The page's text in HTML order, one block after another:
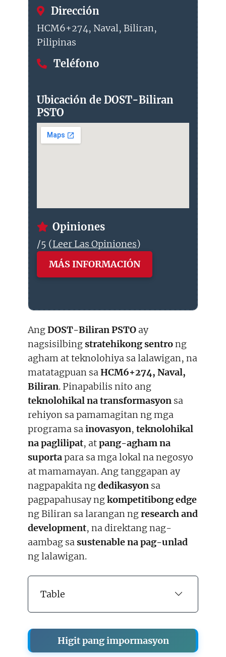
Dirección
HCM6+274, Naval, Biliran,
Pilipinas
Teléfono
Ubicación de DOST-Biliran
PSTO
Opiniones
/5 (Leer Las Opiniones)
MÁS INFORMACIÓN
AngDOST-Biliran PSTO ay
nagsisilbing stratehikong sentrong
agham at teknolohiya sa lalawigan, na
matatagpuan saHCM6+274, Naval,
Biliran. Pinapabilis nito ang
teknolohikal na transformasyon sa
rehiyon sa pamamagitan ng mga
programa sainovasyon, teknolohikal
na paglilipat, atpang-agham na
suportapara sa mga lokal na negosyo
at mamamayan. Ang tanggapan ay
nagpapakita ngdedikasyon sa
pagpapahusay ngkompetitibong edge
ng Biliran sa larangan ngresearch and
development, na direktang nag-
aambag sa sustenable na pag-unlad
ng lalawigan.
Table
Higit pang impormasyon